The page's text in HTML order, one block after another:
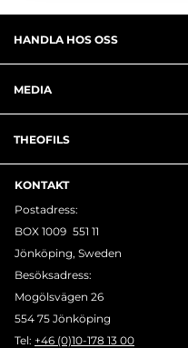
HANDLA HOS OSS
MEDIA
THEOFILS
KONTAKT
Postadress:
BOX 1009 551 11
Jönköping, Sweden
Besöksadress:
Mogölsvägen 26
554 75 Jönköping
Tel: +46 (0)10-178 13 00